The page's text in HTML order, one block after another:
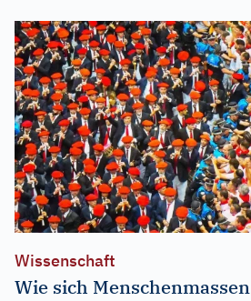
Wissenschaft
Wie sich